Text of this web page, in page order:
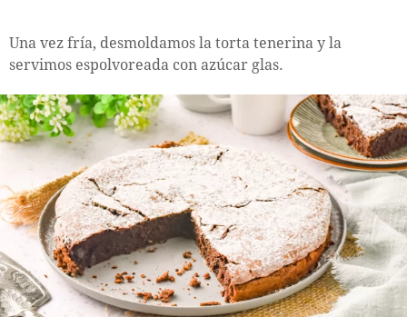
Una vez fría, desmoldamos la torta tenerina y la
servimos espolvoreada con azúcar glas.